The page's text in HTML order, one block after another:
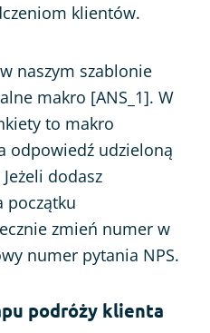
klientów.
naszym szablonie
makro [ANS_1]. W
to makro
odpowiedź udzieloną
dodasz
początku
zmień numer w
numer pytania NPS.
podróży klienta